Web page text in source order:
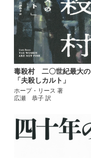
毒殺村 二〇世紀最大の
「夫殺しカルト」
ホープ・リース 著
広瀬 恭子 訳